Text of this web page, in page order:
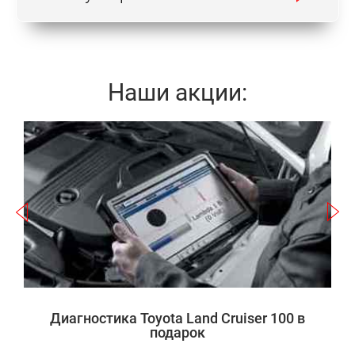
услуги, грамотное профессиональное
обслуживание и купить оригинальные запасные
преимущества взаимовыгодного сотрудничества,
что подтверждают сотни благодарных отзывов.
Основные направления ремонта Тойота Ленд
Крузер 100
Тормозные колодки – больное место сотого Ленд
Крузера. Если проигнорировать необходимость
замены изделий, тормозная система может выйти
из строя. О повреждении колодок может
торможении. Это происходит из-за того, что
закончился рабочий слой колодок, и они тормозят
Наши акции:
Записаться
Диагностика Toyota Land Cruiser 100 в
подарок